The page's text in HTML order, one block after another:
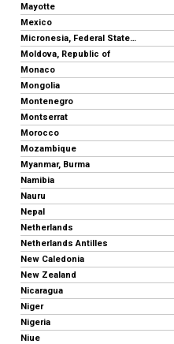
Mayotte
Mexico
Micronesia, Federal States of
Moldova, Republic of
Monaco
Mongolia
Montenegro
Montserrat
Morocco
Mozambique
Myanmar, Burma
Namibia
Nauru
Nepal
Netherlands
Netherlands Antilles
New Caledonia
New Zealand
Nicaragua
Niger
Nigeria
Niue